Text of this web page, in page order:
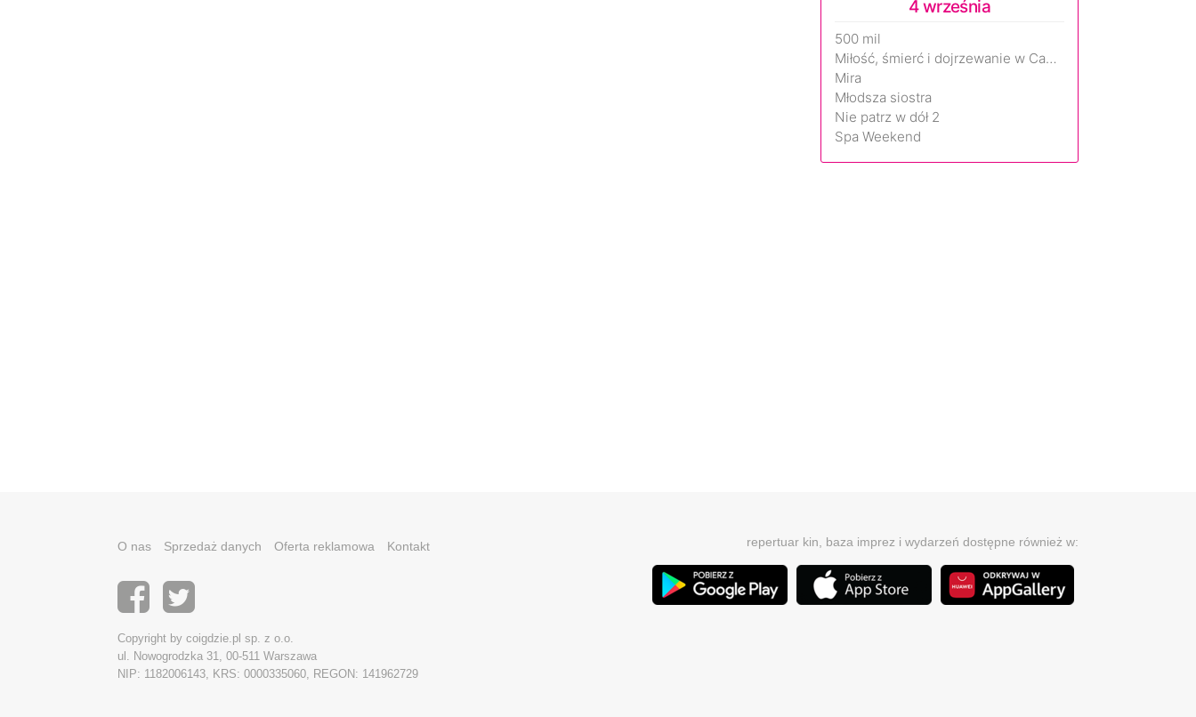
4 września
500 mil
Miłość, śmierć i dojrzewanie w Camp Miasma
Mira
Młodsza siostra
Nie patrz w dół 2
Spa Weekend
O nas Sprzedaż danych Oferta reklamowa Kontakt
Copyright by coigdzie.pl sp. z o.o.
ul. Nowogrodzka 31, 00-511 Warszawa
NIP: 1182006143, KRS: 0000335060, REGON: 141962729
repertuar kin, baza imprez i wydarzeń dostępne również w: